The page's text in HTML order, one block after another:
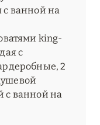
с ванной на
king-
с
2
с ванной на